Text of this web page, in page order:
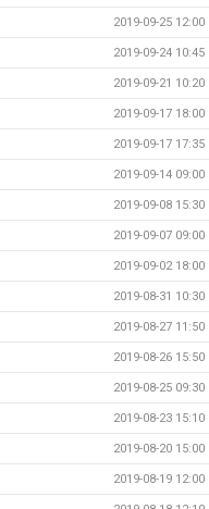
2019-09-25 12:00
2019-09-24 10:45
2019-09-21 10:20
2019-09-17 18:00
2019-09-17 17:35
2019-09-14 09:00
2019-09-08 15:30
2019-09-07 09:00
2019-09-02 18:00
2019-08-31 10:30
2019-08-27 11:50
2019-08-26 15:50
2019-08-25 09:30
2019-08-23 15:10
2019-08-20 15:00
2019-08-19 12:00